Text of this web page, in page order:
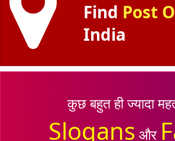
Find Post
India
कुछ बहुत ही ज्यादा
Slogans और